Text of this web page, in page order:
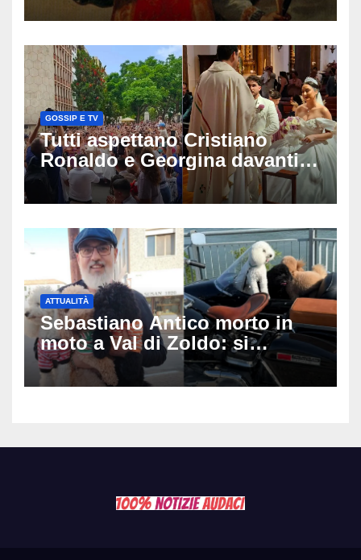
sui social
GOSSIP E TV
Tutti aspettano Cristiano
Ronaldo e Georgina davanti
alla cattedrale: ma il
matrimonio era di un’altra
ATTUALITÀ
Sebastiano Antico morto in
moto a Val di Zoldo: si
schianta con il sidecar, salvi i
due cagnolini